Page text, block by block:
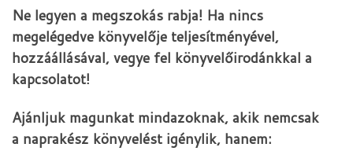
Ne legyen a megszokás rabja! Ha nincs
megelégedve könyvelője teljesítményével,
hozzáállásával, vegye fel könyvelőirodánkkal a
kapcsolatot!
Ajánljuk magunkat mindazoknak, akik nemcsak
a naprakész könyvelést igénylik, hanem: